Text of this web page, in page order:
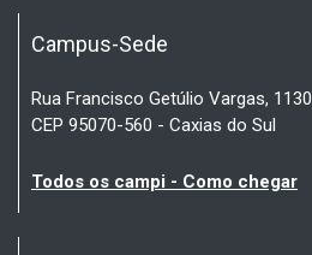
Campus-Sede
Rua Francisco Getúlio Vargas, 1130
CEP 95070-560 - Caxias do Sul
Todos os campi - Como chegar